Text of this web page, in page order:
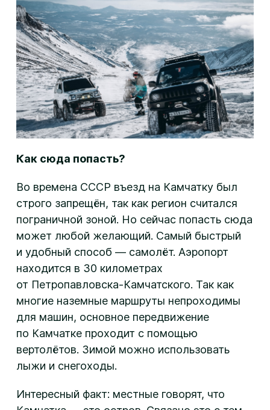
Как сюда попасть?
Во времена СССР въезд на Камчатку был
строго запрещён, так как регион считался
пограничной зоной. Но сейчас попасть сюда
может любой желающий. Самый быстрый
и удобный способ — самолёт. Аэропорт
находится в 30 километрах
от Петропавловска-Камчатского. Так как
многие наземные маршруты непроходимы
для машин, основное передвижение
по Камчатке проходит с помощью
вертолётов. Зимой можно использовать
лыжи и снегоходы.
Интересный факт: местные говорят, что